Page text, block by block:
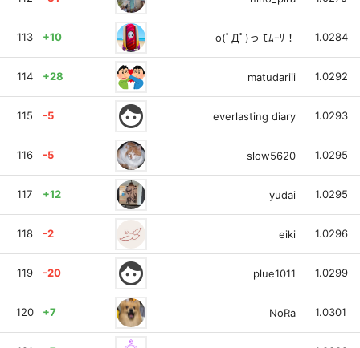
113 +10 o(ﾟДﾟ)っ ﾓﾑｰﾘ！ 1.0284
114 +28 matudariii 1.0292
115 -5 face everlasting diary 1.0293
116 -5 slow5620 1.0295
117 +12 yudai 1.0295
118 -2 eiki 1.0296
119 -20 face plue1011 1.0299
120 +7 NoRa 1.0301